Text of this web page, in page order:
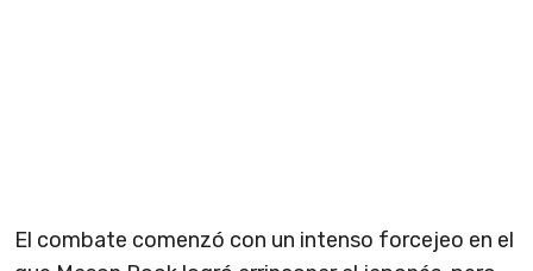
El combate comenzó con un intenso forcejeo en el